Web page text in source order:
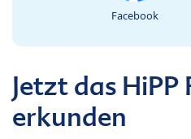
Facebook
Jetzt das HiPP
erkunden